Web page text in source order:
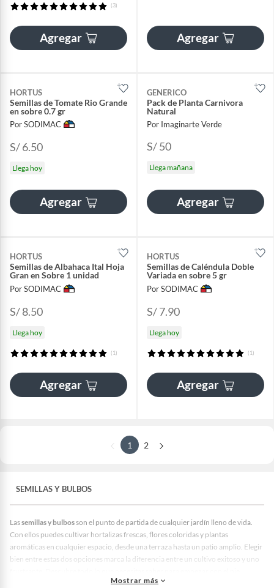
(3)
Agregar Agregar
HORTUS
Semillas de Tomate Rio Grande
en sobre 0.7 gr
Por SODIMAC
S/ 6.50
Llega hoy
Agregar
GENERICO
Pack de Planta Carnivora
Natural
Por Imaginarte Verde
S/ 50
Llega mañana
Agregar
HORTUS
Semillas de Albahaca Ital Hoja
Gran en Sobre 1 unidad
Por SODIMAC
S/ 8.50
Llega hoy
(1)
Agregar
HORTUS
Semillas de Caléndula Doble
Variada en sobre 5 gr
Por SODIMAC
S/ 7.90
Llega hoy
(1)
Agregar
1 2
SEMILLAS Y BULBOS
Lassemillas y bulbosson el punto de partida de cualquier jardín lleno de vida.
Con ellos puedes cultivar hortalizas frescas, flores coloridas y plantas
aromáticas en cualquier espacio, desde una terraza hasta un patio amplio. Elegir
bien entre estas dos opciones marca la diferencia entre un cultivo exitoso y uno
Mostrar más